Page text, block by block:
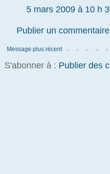
5 mars 2009 à 10 h
Publier un commentaire
Message plus récent
S'abonner à : Publier des